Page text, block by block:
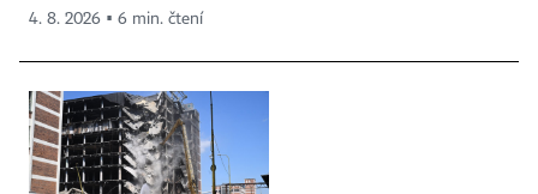
4. 8. 2026 ▪ 6 min. čtení